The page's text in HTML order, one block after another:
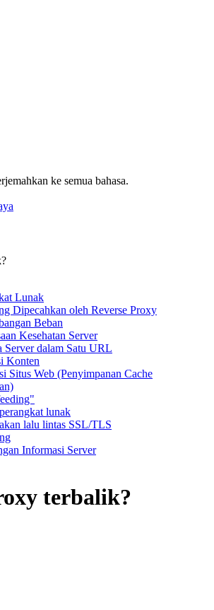
ke semua bahasa.
Lunak
Dipecahkan oleh Reverse Proxy
Beban
Kesehatan Server
Server dalam Satu URL
Konten
Situs Web (Penyimpanan Cache
lunak
lalu lintas SSL/TLS
Informasi Server
terbalik?